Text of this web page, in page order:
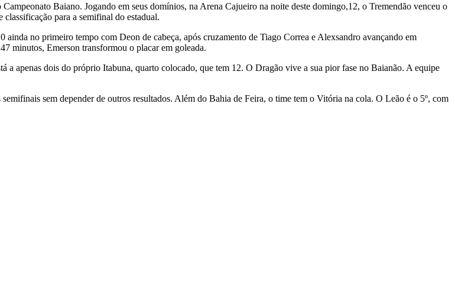
Baiano. Jogando em seus domínios, na Arena Cajueiro na noite deste domingo,12, o Tremendão venceu o
para a semifinal do estadual.
no primeiro tempo com Deon de cabeça, após cruzamento de Tiago Correa e Alexsandro avançando em
minutos, Emerson transformou o placar em goleada.
a apenas dois do próprio Itabuna, quarto colocado, que tem 12. O Dragão vive a sua pior fase no Baianão. A equipe
sem depender de outros resultados. Além do Bahia de Feira, o time tem o Vitória na cola. O Leão é o 5º, com